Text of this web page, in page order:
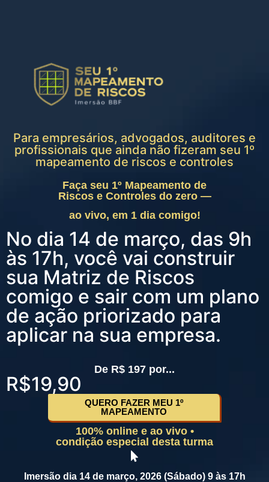
Para empresários, advogados, auditores e
profissionais que ainda não fizeram seu 1º
mapeamento de riscos e controles
Faça seu 1º Mapeamento de
Riscos e Controles do zero —
ao vivo, em 1 dia comigo!
No dia 14 de março, das 9h
às 17h, você vai construir
sua Matriz de Riscos
comigo e sair com um plano
de ação priorizado para
aplicar na sua empresa.
De R$ 197 por...
R$19,90
QUERO FAZER MEU 1º
MAPEAMENTO
100% online e ao vivo •
condição especial desta turma
Imersão dia 14 de março, 2026 (Sábado) 9 às 17h